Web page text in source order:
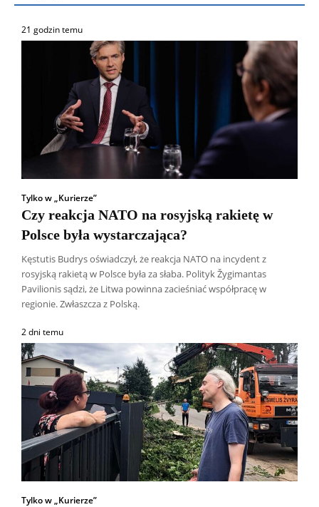
21 godzin temu
Tylko w „Kurierze”
Czy reakcja NATO na rosyjską rakietę w
Polsce była wystarczająca?
Kęstutis Budrys oświadczył, że reakcja NATO na incydent z
rosyjską rakietą w Polsce była za słaba. Polityk Žygimantas
Pavilionis sądzi, że Litwa powinna zacieśniać współpracę w
regionie. Zwłaszcza z Polską.
2 dni temu
Tylko w „Kurierze”